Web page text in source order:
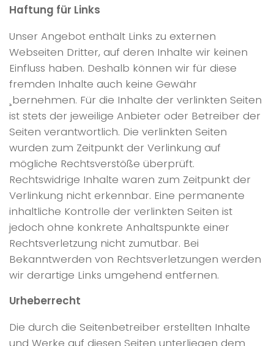
Haftung für Links
Unser Angebot enthält Links zu externen
Webseiten Dritter, auf deren Inhalte wir keinen
Einfluss haben. Deshalb können wir für diese
fremden Inhalte auch keine Gewähr
¸bernehmen. Für die Inhalte der verlinkten Seiten
ist stets der jeweilige Anbieter oder Betreiber der
Seiten verantwortlich. Die verlinkten Seiten
wurden zum Zeitpunkt der Verlinkung auf
mögliche Rechtsverstöße überprüft.
Rechtswidrige Inhalte waren zum Zeitpunkt der
Verlinkung nicht erkennbar. Eine permanente
inhaltliche Kontrolle der verlinkten Seiten ist
jedoch ohne konkrete Anhaltspunkte einer
Rechtsverletzung nicht zumutbar. Bei
Bekanntwerden von Rechtsverletzungen werden
wir derartige Links umgehend entfernen.
Urheberrecht
Die durch die Seitenbetreiber erstellten Inhalte
und Werke auf diesen Seiten unterliegen dem